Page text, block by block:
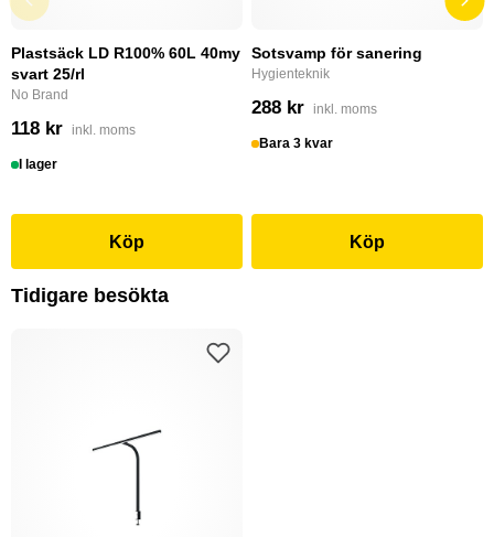
Plastsäck LD R100% 60L 40my
svart 25/rl
No Brand
118 kr inkl. moms
I lager
Köp
Sotsvamp för sanering
Hygienteknik
288 kr inkl. moms
Bara 3 kvar
Köp
Tidigare besökta